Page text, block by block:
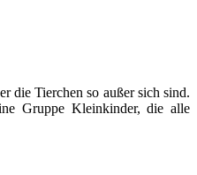
die Tierchen so außer sich sind.
Gruppe Kleinkinder, die alle